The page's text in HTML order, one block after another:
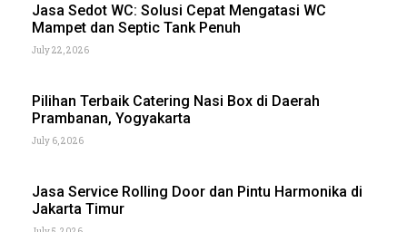
Jasa Sedot WC: Solusi Cepat Mengatasi WC
Mampet dan Septic Tank Penuh
July 22, 2026
Pilihan Terbaik Catering Nasi Box di Daerah
Prambanan, Yogyakarta
July 6, 2026
Jasa Service Rolling Door dan Pintu Harmonika di
Jakarta Timur